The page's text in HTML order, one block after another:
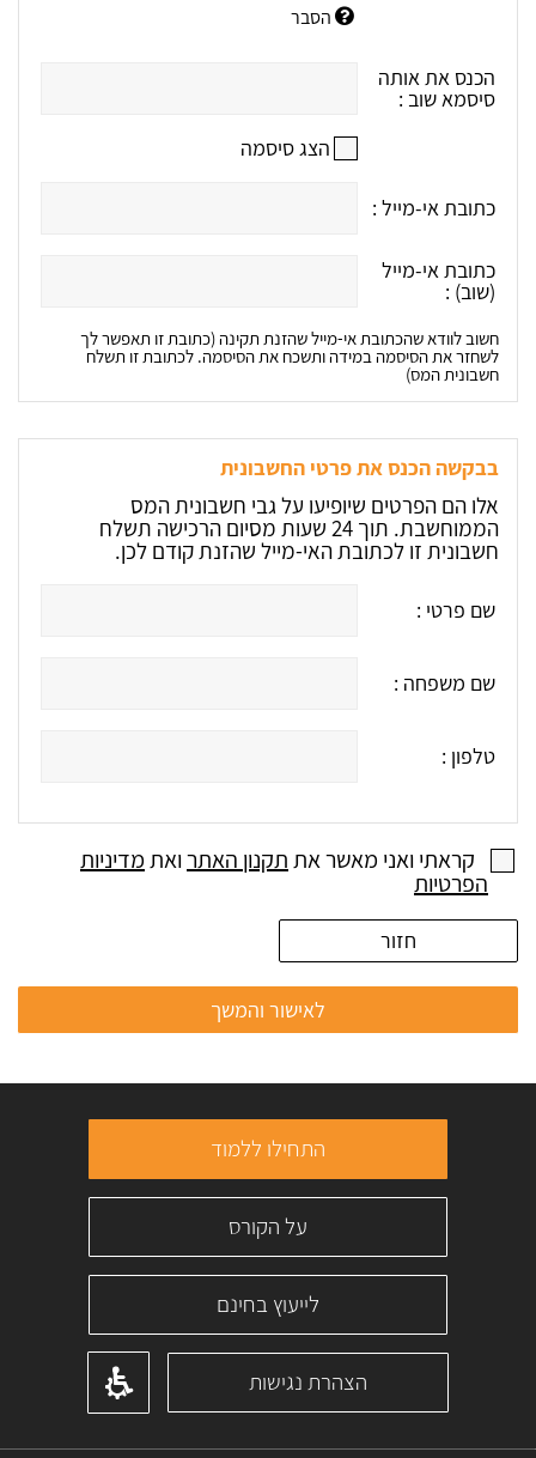
הסבר
הכנס את אותה
סיסמא שוב :
הצג סיסמה
כתובת אי-מייל :
כתובת אי-מייל
(שוב) :
חשוב לוודא שהכתובת אי-מייל שהזנת תקינה (כתובת זו תאפשר לך
לשחזר את הסיסמה במידה ותשכח את הסיסמה. לכתובת זו תשלח
חשבונית המס)
בבקשה הכנס את פרטי החשבונית
אלו הם הפרטים שיופיעו על גבי חשבונית המס
הממוחשבת. תוך 24 שעות מסיום הרכישה תשלח
חשבונית זו לכתובת האי-מייל שהזנת קודם לכן.
שם פרטי :
שם משפחה :
טלפון :
קראתי ואני מאשר אתתקנון האתרואתמדיניות
הפרטיות
חזור
התחילו ללמוד
על הקורס
לייעוץ בחינם
הצהרת נגישות